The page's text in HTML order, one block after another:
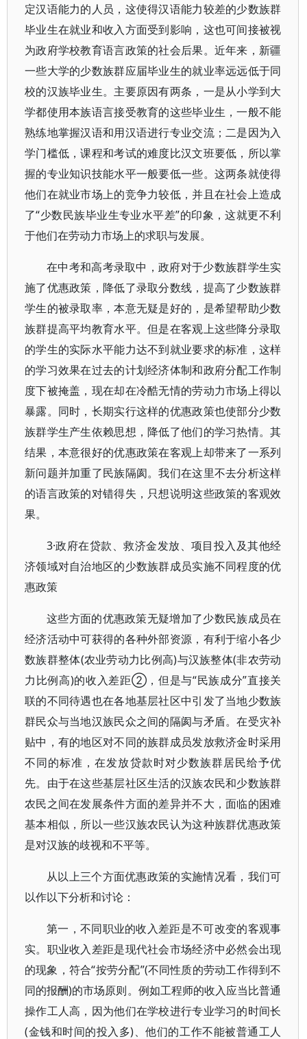
定汉语能力的人员，这使得汉语能力较差的少数族群
毕业生在就业和收入方面受到影响，这也可间接被视
为政府学校教育语言政策的社会后果。近年来，新疆
一些大学的少数族群应届毕业生的就业率远远低于同
校的汉族毕业生。主要原因有两条，一是从小学到大
学都使用本族语言接受教育的这些毕业生，一般不能
熟练地掌握汉语和用汉语进行专业交流；二是因为入
学门槛低，课程和考试的难度比汉文班要低，所以掌
握的专业知识技能水平一般要低一些。这两条就使得
他们在就业市场上的竞争力较低，并且在社会上造成
了“少数民族毕业生专业水平差”的印象，这就更不利
于他们在劳动力市场上的求职与发展。
在中考和高考录取中，政府对于少数族群学生实
施了优惠政策，降低了录取分数线，提高了少数族群
学生的被录取率，本意无疑是好的，是希望帮助少数
族群提高平均教育水平。但是在客观上这些降分录取
的学生的实际水平能力达不到就业要求的标准，这样
的学习效果在过去的计划经济体制和政府分配工作制
度下被掩盖，现在却在冷酷无情的劳动力市场上得以
暴露。同时，长期实行这样的优惠政策也使部分少数
族群学生产生依赖思想，降低了他们的学习热情。其
结果，本意很好的优惠政策在客观上却带来了一系列
新问题并加重了民族隔阂。我们在这里不去分析这样
的语言政策的对错得失，只想说明这些政策的客观效
果。
3·政府在贷款、救济金发放、项目投入及其他经
济领域对自治地区的少数族群成员实施不同程度的优
惠政策
这些方面的优惠政策无疑增加了少数民族成员在
经济活动中可获得的各种外部资源，有利于缩小各少
数族群整体(农业劳动力比例高)与汉族整体(非农劳动
力比例高)的收入差距②，但是与“民族成分”直接关
联的不同待遇也在各地基层社区中引发了当地少数族
群民众与当地汉族民众之间的隔阂与矛盾。在受灾补
贴中，有的地区对不同的族群成员发放救济金时采用
不同的标准，在发放贷款时对少数族群居民给予优
先。由于在这些基层社区生活的汉族农民和少数族群
农民之间在发展条件方面的差异并不大，面临的困难
基本相似，所以一些汉族农民认为这种族群优惠政策
是对汉族的歧视和不平等。
从以上三个方面优惠政策的实施情况看，我们可
以作以下分析和讨论：
第一，不同职业的收入差距是不可改变的客观事
实。职业收入差距是现代社会市场经济中必然会出现
的现象，符合“按劳分配”(不同性质的劳动工作得到不
同的报酬)的市场原则。例如工程师的收入应当比普通
操作工人高，因为他们在学校进行专业学习的时间长
(金钱和时间的投入多)、他们的工作不能被普通工人